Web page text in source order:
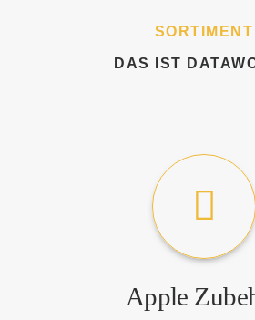
SORTIMENT
DAS IST
Apple